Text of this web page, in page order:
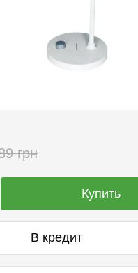
грн
Купить
В кредит